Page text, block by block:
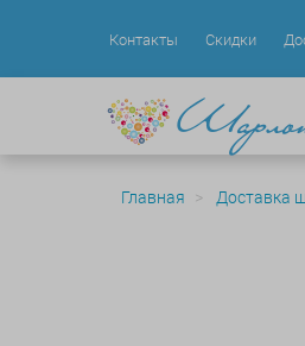
Контакты Скидки
Главная Доставка